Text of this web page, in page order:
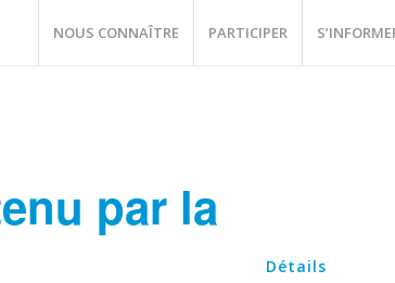
NOUS CONNAÎTRE PARTICIPER
par la
Détails